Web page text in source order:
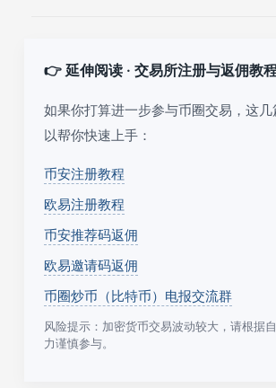
👉 延伸阅读 · 交易所注册与返佣教
如果你打算进一步参与币圈交易，这
以帮你快速上手：
币安注册教程
欧易注册教程
币安推荐码返佣
欧易邀请码返佣
币圈炒币（比特币）电报交流群
风险提示：加密货币交易波动较大，请根据
力谨慎参与。